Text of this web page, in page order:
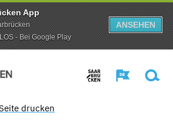
App
- Bei Google Play
ANSEHEN
drucken